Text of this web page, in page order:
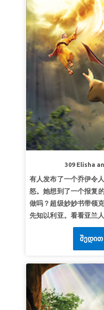
超级真理：
我要做上帝
超级经文：“天上的神
人的，要起来建造。” 尼
第二课：迎接挑战
超级真理：我会准备好
超级经文：
“修造城墙
尼希
第三课：主的喜乐
超级真理：我跟随上帝
超级经文： “因靠耶和
量。”尼希米记 8:10b (和
309 Elisha
有人发布了一个乔伊令
怒。她想到了一个报复
做吗？超级妙妙书带领
先知以利亚。看看亚兰
他 把敌军困在以色列城
慈比报复更有能力。
超级真理：
上帝总是站
超级经文：
神人说： “
与他们的更多。”列王纪
შედით